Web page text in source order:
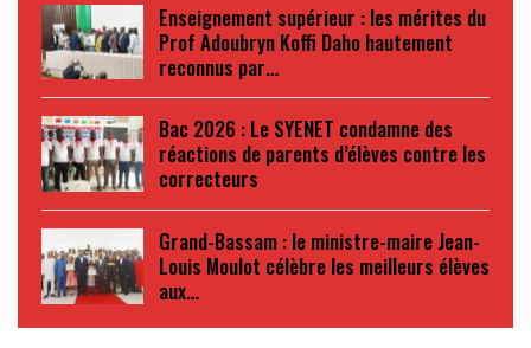
Enseignement supérieur : les mérites du
Prof Adoubryn Koffi Daho hautement
reconnus par…
Bac 2026 : Le SYENET condamne des
réactions de parents d’élèves contre les
correcteurs
Grand-Bassam : le ministre-maire Jean-
Louis Moulot célèbre les meilleurs élèves
aux…